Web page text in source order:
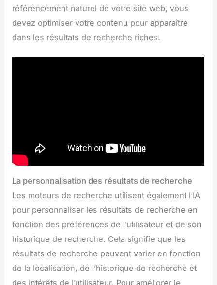
référencement naturel de votre site web, vous
devez optimiser votre contenu pour apparaître
dans les résultats de recherche riches.
La personnalisation des résultats de recherche
Les moteurs de recherche utilisent également l’IA
pour personnaliser les résultats de recherche en
fonction des préférences de l’utilisateur et de son
historique de recherche. Cela signifie que les
résultats de recherche peuvent varier en fonction
de la localisation, de l’historique de recherche et
des intérêts de l’utilisateur. Pour améliorer le